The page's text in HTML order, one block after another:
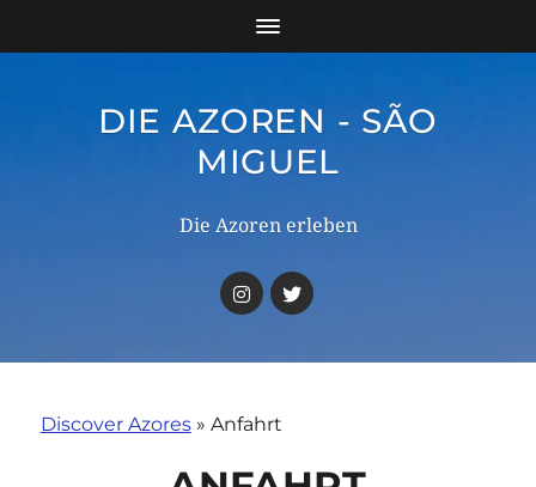
DIE AZOREN - SÃO
MIGUEL
Die Azoren erleben
Discover Azores» Anfahrt